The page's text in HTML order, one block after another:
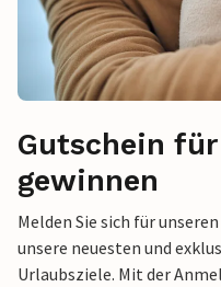
Gutschein
gewinnen
Melden Sie sich für
unsere neuesten und
Urlaubsziele. Mit der